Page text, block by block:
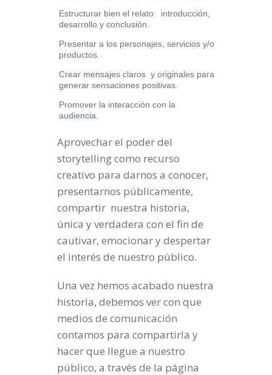
Estructurar bien el relato: introducción,
desarrollo y conclusión.
Presentar a los personajes, servicios y/o
productos.
Crear mensajes claros y originales para
generar sensaciones positivas.
Promover la interacción con la
audiencia.
Aprovechar el poder del
storytelling como recurso
creativo para darnos a conocer,
presentarnos públicamente,
compartir nuestra historia,
única y verdadera con el fin de
cautivar, emocionar y despertar
el interés de nuestro público.
Una vez hemos acabado nuestra
historia, debemos ver con que
medios de comunicación
contamos para compartirla y
hacer que llegue a nuestro
público, a través de la página